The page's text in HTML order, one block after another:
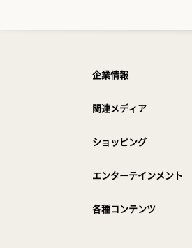
企業情報
関連メディア
ショッピング
エンターテインメント
各種コンテンツ